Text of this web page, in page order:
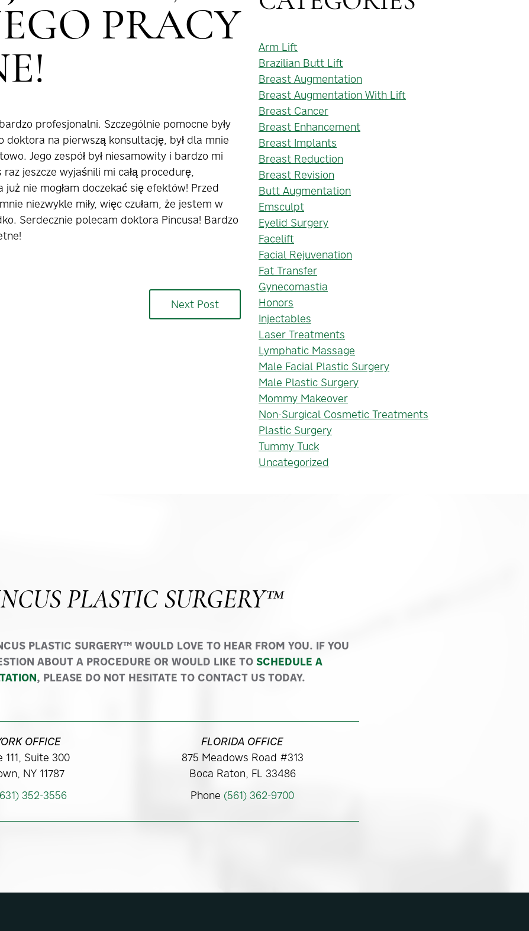
PRACY
profesjonalni. Szczególnie pomocne były
doktora na pierwszą konsultację, był dla mnie
Jego zespół był niesamowity i bardzo mi
jeszcze wyjaśnili mi całą procedurę,
nie mogłam doczekać się efektów! Przed
niezwykle miły, więc czułam, że jestem w
Serdecznie polecam doktora Pincusa! Bardzo
Next Post
Arm Lift
Brazilian Butt Lift
Breast Augmentation
Breast Augmentation With Lift
Breast Cancer
Breast Enhancement
Breast Implants
Breast Reduction
Breast Revision
Butt Augmentation
Emsculpt
Eyelid Surgery
Facelift
Facial Rejuvenation
Fat Transfer
Gynecomastia
Honors
Injectables
Laser Treatments
Lymphatic Massage
Male Facial Plastic Surgery
Male Plastic Surgery
Mommy Makeover
Non-Surgical Cosmetic Treatments
Plastic Surgery
Tummy Tuck
Uncategorized
PLASTIC SURGERY™
PLASTIC SURGERY™ WOULD LOVE TO HEAR FROM YOU. IF YOU
ABOUT A PROCEDURE OR WOULD LIKE TO SCHEDULE A
, PLEASE DO NOT HESITATE TO CONTACT US TODAY.
OFFICE
111, Suite 300
NY 11787
352-3556
FLORIDA OFFICE
875 Meadows Road #313
Boca Raton, FL 33486
Phone (561) 362-9700